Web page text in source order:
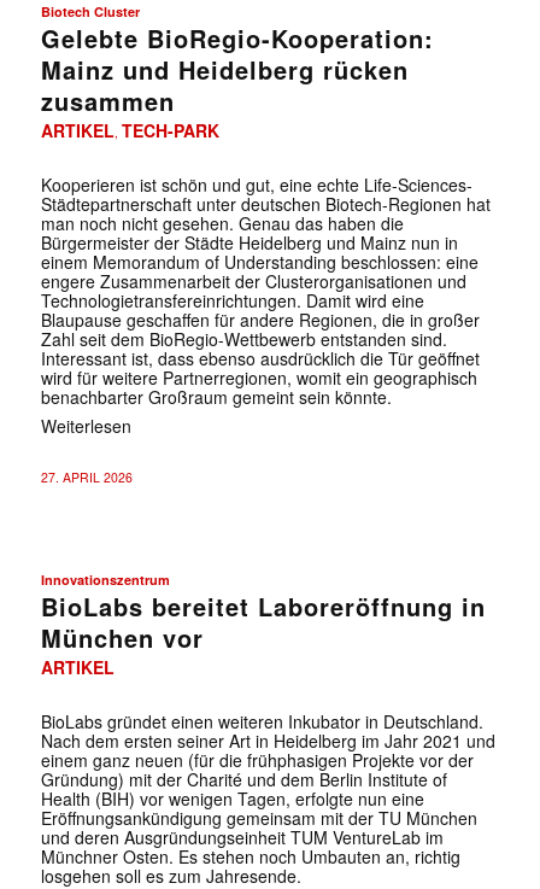
Biotech Cluster
Gelebte BioRegio-Kooperation:
Mainz und Heidelberg rücken
zusammen
ARTIKEL TECH-PARK
Kooperieren ist schön und gut, eine echte Life-Sciences-
Städtepartnerschaft unter deutschen Biotech-Regionen hat
man noch nicht gesehen. Genau das haben die
Bürgermeister der Städte Heidelberg und Mainz nun in
einem Memorandum of Understanding beschlossen: eine
engere Zusammenarbeit der Clusterorganisationen und
Technologietransfereinrichtungen. Damit wird eine
Blaupause geschaffen für andere Regionen, die in großer
Zahl seit dem BioRegio-Wettbewerb entstanden sind.
Interessant ist, dass ebenso ausdrücklich die Tür geöffnet
wird für weitere Partnerregionen, womit ein geographisch
benachbarter Großraum gemeint sein könnte.
Weiterlesen
27. APRIL 2026
Innovationszentrum
BioLabs bereitet Laboreröffnung in
München vor
ARTIKEL
BioLabs gründet einen weiteren Inkubator in Deutschland.
Nach dem ersten seiner Art in Heidelberg im Jahr 2021 und
einem ganz neuen (für die frühphasigen Projekte vor der
Gründung) mit der Charité und dem Berlin Institute of
Health (BIH) vor wenigen Tagen, erfolgte nun eine
Eröffnungsankündigung gemeinsam mit der TU München
und deren Ausgründungseinheit TUM VentureLab im
Münchner Osten. Es stehen noch Umbauten an, richtig
losgehen soll es zum Jahresende.